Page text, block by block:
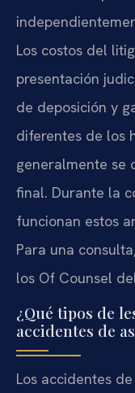
Los costos del
presentación
de deposición y
diferentes de los
generalmente se
final. Durante la
funcionan estos
Para una
los Of Counsel
¿Qué tipos de
accidentes de
Los accidentes